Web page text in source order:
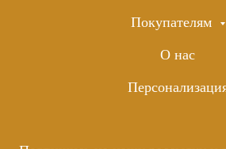
Покупателям
О нас